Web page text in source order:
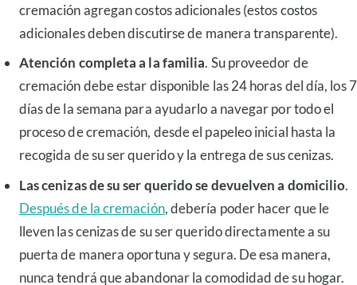
cremación agregan costos adicionales (estos costos
adicionales deben discutirse de manera transparente).
Atención completa a la familia. Su proveedor de
cremación debe estar disponible las 24 horas del día, los 7
días de la semana para ayudarlo a navegar por todo el
proceso de cremación, desde el papeleo inicial hasta la
recogida de su ser querido y la entrega de sus cenizas.
Las cenizas de su ser querido se devuelven a domicilio.
Después de la cremación, debería poder hacer que le
lleven las cenizas de su ser querido directamente a su
puerta de manera oportuna y segura. De esa manera,
nunca tendrá que abandonar la comodidad de su hogar.